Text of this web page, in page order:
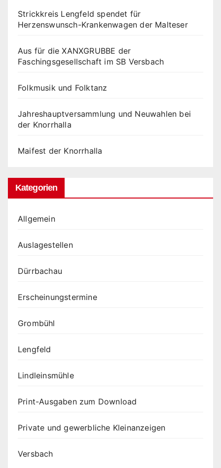
Strickkreis Lengfeld spendet für
Herzenswunsch-Krankenwagen der Malteser
Aus für die XANXGRUBBE der
Faschingsgesellschaft im SB Versbach
Folkmusik und Folktanz
Jahreshauptversammlung und Neuwahlen bei
der Knorrhalla
Maifest der Knorrhalla
Kategorien
Allgemein
Auslagestellen
Dürrbachau
Erscheinungstermine
Grombühl
Lengfeld
Lindleinsmühle
Print-Ausgaben zum Download
Private und gewerbliche Kleinanzeigen
Versbach